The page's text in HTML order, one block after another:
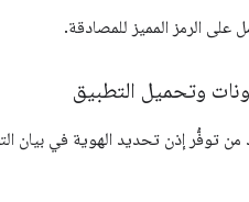
على الرمز المميز للمصادقة.
وتحميل التطبيق
من توفُّر إذن تحديد الهوية في بيان